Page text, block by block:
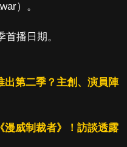
）。
首播日期。
出第二季？主創、演員陣
漫威制裁者》！訪談透露